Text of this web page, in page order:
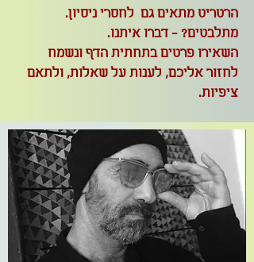
הרטריט מתאים גם לחסרי ניסיון.
מתלבטים? - דברו איתנו.
השאירו פרטים בתחתית הדף ונשמח
לחזור אליכם, לענות על שאלות, ולתאם
ציפיות.